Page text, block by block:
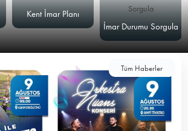
Kent İmar Planı
İmar Durumu Sorgula
Tüm Haberler